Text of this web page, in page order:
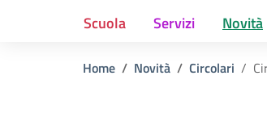
Scuola Servizi Novità
Home Novità Circolari